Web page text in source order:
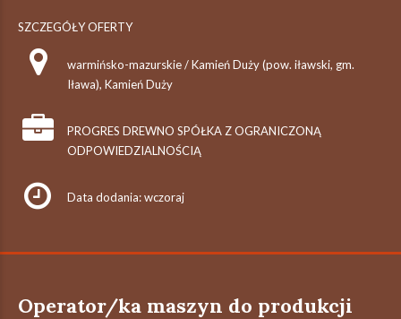
SZCZEGÓŁY OFERTY
warmińsko-mazurskie / Kamień Duży (pow. iławski, gm.
Iława), Kamień Duży
PROGRES DREWNO SPÓŁKA Z OGRANICZONĄ
ODPOWIEDZIALNOŚCIĄ
Data dodania: wczoraj
Operator/ka maszyn do produkcji